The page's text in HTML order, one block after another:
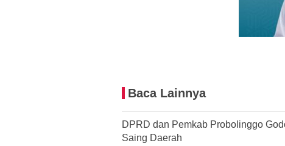
Baca Lainnya
DPRD dan Pemkab Probolinggo
Saing Daerah